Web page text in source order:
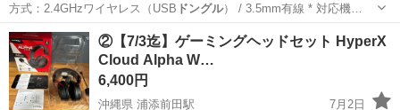
方式：2.4GHzワイヤレス（USB ドングル ） / 3.5mm有線 * 対応機…
沖縄 宜野湾市 浦添前田駅 周辺機器 Razer
②【7/3迄】ゲーミングヘッドセット HyperX
Cloud Alpha W…
6,400円
沖縄県 浦添前田駅
7月2日